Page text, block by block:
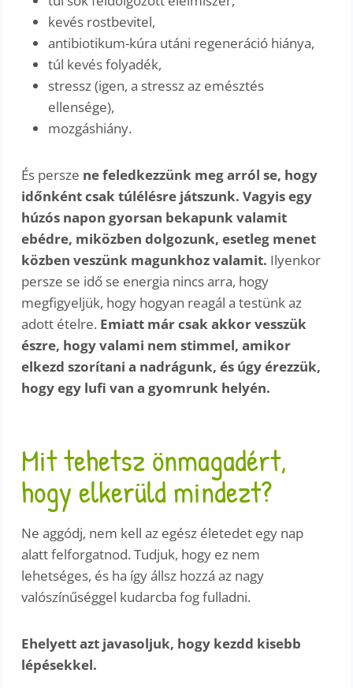
kevés rostbevitel,
antibiotikum-kúra utáni regeneráció hiánya,
túl kevés folyadék,
stressz (igen, a stressz az emésztés
ellensége),
mozgáshiány.
És persze ne feledkezzünk meg arról se, hogy
időnként csak túlélésre játszunk. Vagyis egy
húzós napon gyorsan bekapunk valamit
ebédre, miközben dolgozunk, esetleg menet
közben veszünk magunkhoz valamit. Ilyenkor
persze se idő se energia nincs arra, hogy
megfigyeljük, hogy hogyan reagál a testünk az
adott ételre. Emiatt már csak akkor vesszük
észre, hogy valami nem stimmel, amikor
elkezd szorítani a nadrágunk, és úgy érezzük,
hogy egy lufi van a gyomrunk helyén.
Mit tehetsz önmagadért,
hogy elkerüld mindezt?
Ne aggódj, nem kell az egész életedet egy nap
alatt felforgatnod. Tudjuk, hogy ez nem
lehetséges, és ha így állsz hozzá az nagy
valószínűséggel kudarcba fog fulladni.
Ehelyett azt javasoljuk, hogy kezdd kisebb
lépésekkel.